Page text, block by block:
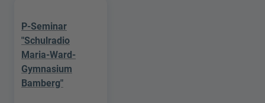
P-Seminar
"Schulradio
Maria-Ward-
Gymnasium
Bamberg"